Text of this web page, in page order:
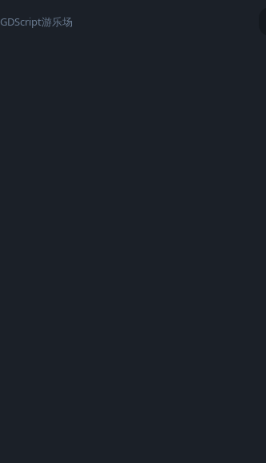
GDScript游乐场